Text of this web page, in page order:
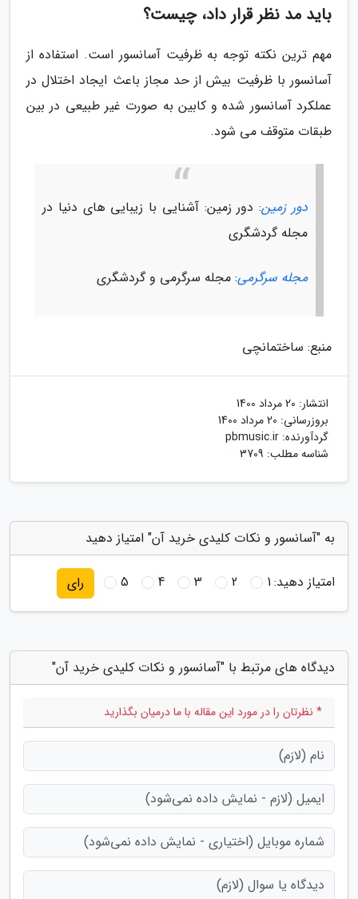
باید مد نظر قرار داد، چیست؟
مهم ترین نکته توجه به ظرفیت آسانسور است. استفاده از
آسانسور با ظرفیت بیش از حد مجاز باعث ایجاد اختلال در
عملکرد آسانسور شده و کابین به صورت غیر طبیعی در بین
طبقات متوقف می شود.
دور زمین: دور زمین: آشنایی با زیبایی های دنیا در
مجله گردشگری
مجله سرگرمی: مجله سرگرمی و گردشگری
منبع: ساختمانچی
انتشار: 20 مرداد 1400
بروزرسانی: 20 مرداد 1400
گردآورنده: pbmusic.ir
شناسه مطلب: 3709
به "آسانسور و نکات کلیدی خرید آن" امتیاز دهید
امتیاز دهید:1
2
3
4
5 رای
دیدگاه های مرتبط با "آسانسور و نکات کلیدی خرید آن"
* نظرتان را در مورد این مقاله با ما درمیان بگذارید